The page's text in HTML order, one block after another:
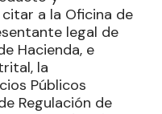
a la Oficina de
legal de
Hacienda, e
la
Públicos
Regulación de